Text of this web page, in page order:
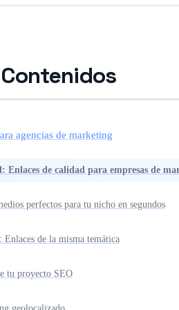
agencias de marketing
Enlaces de calidad para empresas de
perfectos para tu nicho en segundos
Enlaces de la misma temática
tu proyecto SEO